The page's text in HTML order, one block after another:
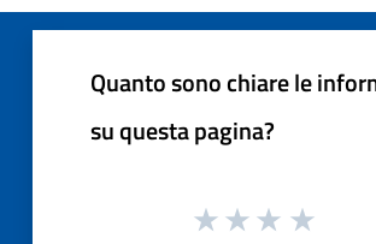
Quanto sono chiare le
su questa pagina?